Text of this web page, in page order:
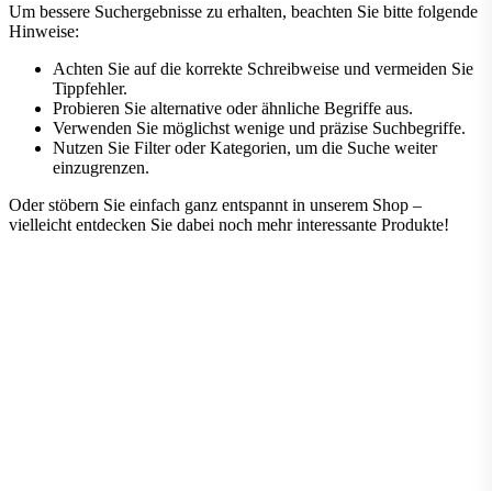
Um bessere Suchergebnisse zu erhalten, beachten Sie bitte folgende
Hinweise:
Achten Sie auf die korrekte Schreibweise und vermeiden Sie
Tippfehler.
Probieren Sie alternative oder ähnliche Begriffe aus.
Verwenden Sie möglichst wenige und präzise Suchbegriffe.
Nutzen Sie Filter oder Kategorien, um die Suche weiter
einzugrenzen.
Oder stöbern Sie einfach ganz entspannt in unserem Shop –
vielleicht entdecken Sie dabei noch mehr interessante Produkte!